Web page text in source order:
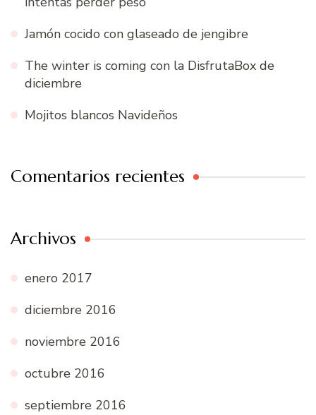
Jamón cocido con glaseado de jengibre
The winter is coming con la DisfrutaBox de
diciembre
Mojitos blancos Navideños
Comentarios recientes
Archivos
enero 2017
diciembre 2016
noviembre 2016
octubre 2016
septiembre 2016